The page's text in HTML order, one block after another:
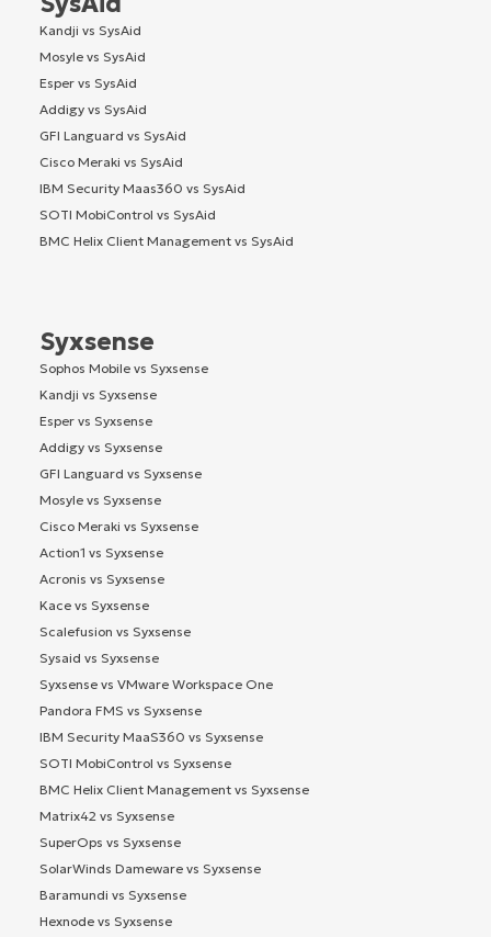
Kandji vs SysAid
Mosyle vs SysAid
Esper vs SysAid
Addigy vs SysAid
GFI Languard vs SysAid
Cisco Meraki vs SysAid
IBM Security Maas360 vs SysAid
SOTI MobiControl vs SysAid
BMC Helix Client Management vs SysAid
Syxsense
Sophos Mobile vs Syxsense
Kandji vs Syxsense
Esper vs Syxsense
Addigy vs Syxsense
GFI Languard vs Syxsense
Mosyle vs Syxsense
Cisco Meraki vs Syxsense
Action1 vs Syxsense
Acronis vs Syxsense
Kace vs Syxsense
Scalefusion vs Syxsense
Sysaid vs Syxsense
Syxsense vs VMware Workspace One
Pandora FMS vs Syxsense
IBM Security MaaS360 vs Syxsense
SOTI MobiControl vs Syxsense
BMC Helix Client Management vs Syxsense
Matrix42 vs Syxsense
SuperOps vs Syxsense
SolarWinds Dameware vs Syxsense
Baramundi vs Syxsense
Hexnode vs Syxsense